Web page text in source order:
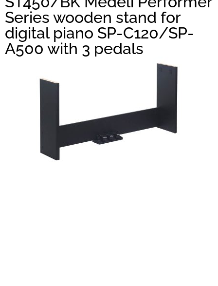
Series wooden stand for
digital piano SP-C120/SP-
A500 with 3 pedals